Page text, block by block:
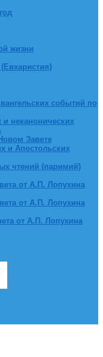
жизни
событий по
и неканонических
Завете
и Апостольских
чтений (паримий)
от А.П. Лопухина
от А.П. Лопухина
от А.П. Лопухина